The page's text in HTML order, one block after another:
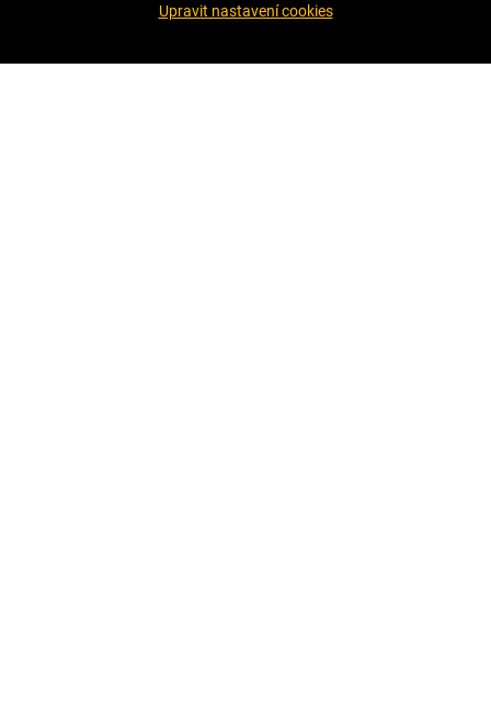
Upravit nastavení cookies